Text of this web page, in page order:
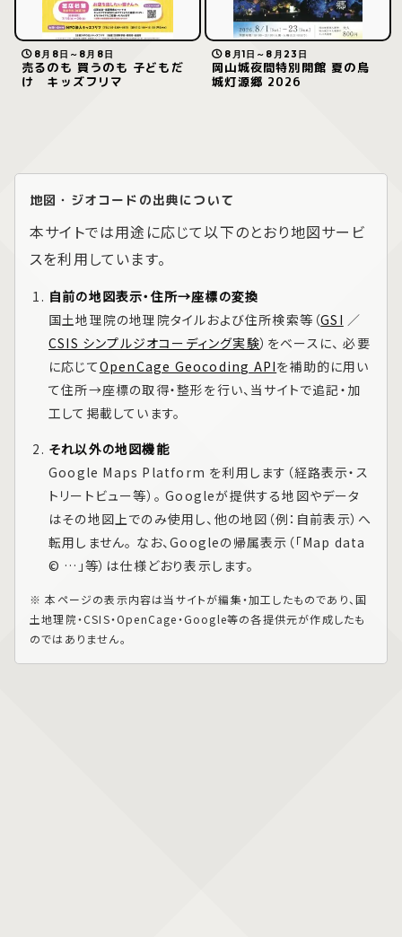
8月8日～8月8日
売るのも 買うのも 子どもだ
け キッズフリマ
8月1日～8月23日
岡山城夜間特別開館 夏の烏
城灯源郷 2026
地図・ジオコードの出典について
本サイトでは用途に応じて以下のとおり地図サービ
スを利用しています。
自前の地図表示・住所→座標の変換
国土地理院の地理院タイルおよび住所検索等（GSI ／
CSIS シンプルジオコーディング実験）をベースに、 必要
に応じてOpenCage Geocoding APIを補助的に用い
て住所→座標の取得・整形を行い、当サイトで追記・加
工して掲載しています。
それ以外の地図機能
Google Maps Platform を利用します（経路表示・ス
トリートビュー等）。 Googleが提供する地図やデータ
はその地図上でのみ使用し、他の地図（例：自前表示）へ
転用しません。 なお、Googleの帰属表示（「Map data
© …」等）は仕様どおり表示します。
※ 本ページの表示内容は当サイトが編集・加工したものであり、国
土地理院・CSIS・OpenCage・Google等の各提供元が作成したも
のではありません。